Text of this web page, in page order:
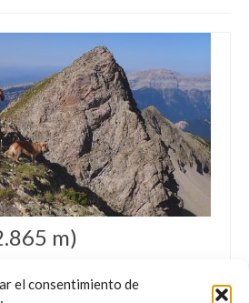
el consentimiento de
m)
cumbre de Punta Fulsa